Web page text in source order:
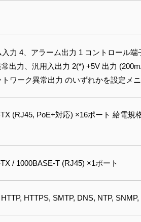
力 4、アラーム出力 1 コントロール端
出力、汎用入出力 2(*) +5V 出力
ワーク異常出力 のいずれかを設定メ
(RJ45, PoE+対応) ×16ポート 給電規
/ 1000BASE-T (RJ45) ×1ポート
HTTPS, SMTP, DNS, NTP,